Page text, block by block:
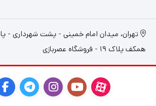
تهران، میدان امام خمینی - پشت شهرداری -
همکف پلاک 19 - فروشگاه عصربازی